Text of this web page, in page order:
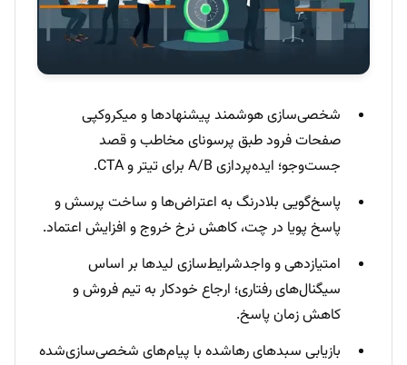
شخصی‌سازی هوشمند پیشنهادها و میکروکپی
صفحات فرود طبق پرسونای مخاطب و قصد
جست‌وجو؛ ایده‌پردازی A/B برای تیتر و CTA.
پاسخ‌گویی بلادرنگ به اعتراض‌ها و ساخت پرسش و
پاسخ پویا در چت، کاهش نرخ خروج و افزایش اعتماد.
امتیازدهی و واجدشرایط‌سازی لیدها بر اساس
سیگنال‌های رفتاری؛ ارجاع خودکار به تیم فروش و
کاهش زمان پاسخ.
بازیابی سبدهای رهاشده با پیام‌های شخصی‌سازی‌شده